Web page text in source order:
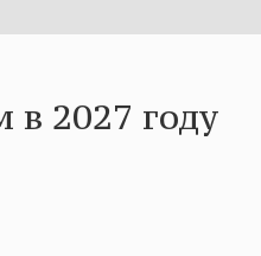
2027 году